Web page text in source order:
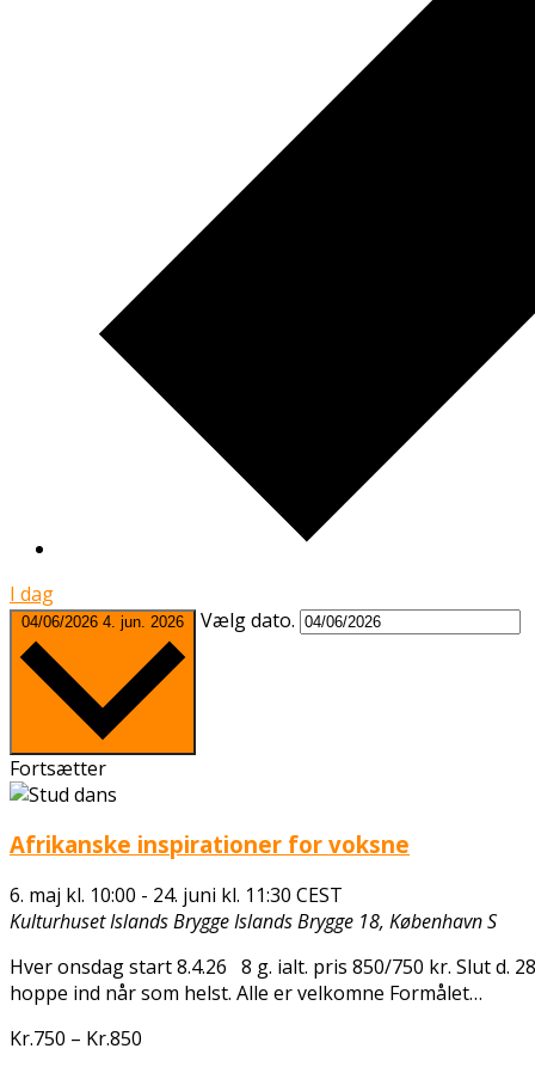
I dag
04/06/2026 4. jun. 2026 Vælg dato.
Fortsætter
Afrikanske inspirationer for voksne
6. maj kl. 10:00 - 24. juni kl. 11:30 CEST
Kulturhuset Islands BryggeIslands Brygge 18, København S
Hver onsdag start 8.4.26 8 g. ialt. pris 850/750 kr. Slut d.
hoppe ind når som helst. Alle er velkomne Formålet…
Kr.750 – Kr.850